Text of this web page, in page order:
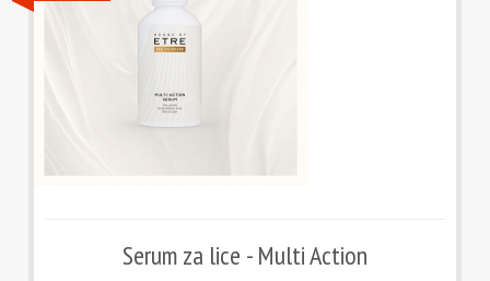
Serum za lice - Multi Action